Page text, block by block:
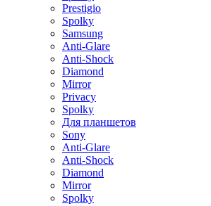
Prestigio
Spolky
Samsung
Anti-Glare
Anti-Shock
Diamond
Mirror
Privacy
Spolky
Для планшетов
Sony
Anti-Glare
Anti-Shock
Diamond
Mirror
Spolky